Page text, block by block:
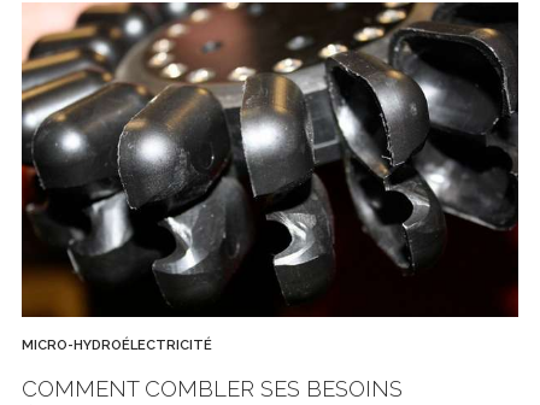
MICRO-HYDROÉLECTRICITÉ
COMMENT COMBLER SES BESOINS